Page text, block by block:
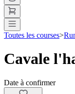
Toutes les courses>
Cavale
Date à confirmer